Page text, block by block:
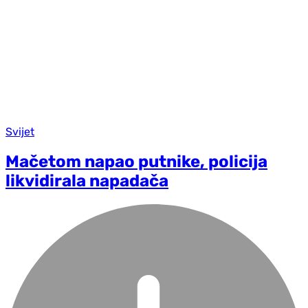
Svijet
Mačetom napao putnike, policija
likvidirala napadača